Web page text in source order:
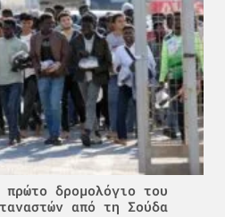
πρώτο δρομολόγιο του
από τη Σούδα